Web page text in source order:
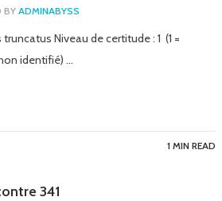
BY ADMINABYSS
Niveau de certitude : 1 (1 =
identifié) …
1 MIN READ
341